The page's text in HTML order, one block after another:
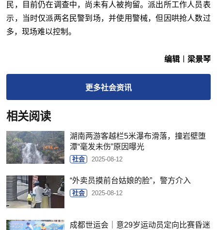
民，目前仍在调查中，尚未有人被拘留。派出所工作人员表
示，当时仅派两名民警到场，并使用警械，但因哄抢人数过
多，现场难以控制。
编辑︱梁景琴
更多社会资讯
相关阅读
湖南两游客越栏5米瀑布滑落，撞岩壁堕
潭“毫发未伤”原因曝光
社会 2025-08-12
“外卖员摸前台姑娘的脸”，警方介入
社会 2025-08-12
成都世运会｜意29岁运动员定向比赛昏迷